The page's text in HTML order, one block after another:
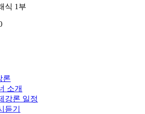
식 1부
론
소개
강론 일정
듣기